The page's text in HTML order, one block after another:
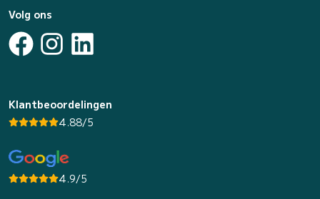
Volg ons
Klantbeoordelingen
4.88/5
4.9/5